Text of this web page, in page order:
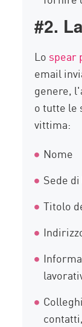
#2.
Lo spear
email
genere,
o tutte le
vittima:
Nome
Sede
Titolo